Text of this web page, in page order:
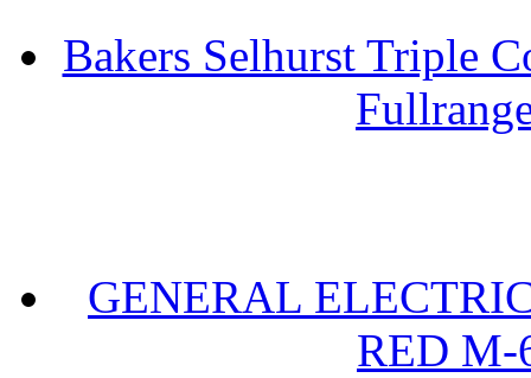
Bakers Selhurst Triple
GENERAL
RED M-